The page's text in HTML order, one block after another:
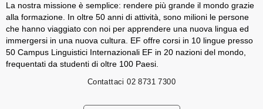
La nostra missione è semplice: rendere più grande il mondo grazie
alla formazione. In oltre 50 anni di attività, sono milioni le persone
che hanno viaggiato con noi per apprendere una nuova lingua ed
immergersi in una nuova cultura. EF offre corsi in 10 lingue presso
50 Campus Linguistici Internazionali EF in 20 nazioni del mondo,
frequentati da studenti di oltre 100 Paesi.
Contattaci 02 8731 7300